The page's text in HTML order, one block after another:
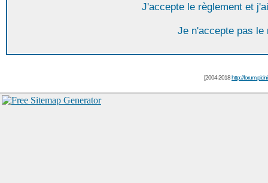
J'accepte le règlement et
Je n'accepte pas le
[2004-2018http://